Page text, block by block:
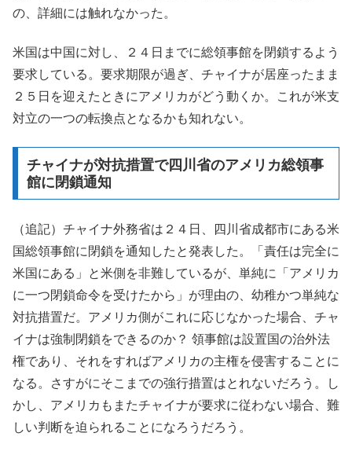
の、詳細には触れなかった。
米国は中国に対し、２４日までに総領事館を閉鎖するよう
要求している。要求期限が過ぎ、チャイナが居座ったまま
２５日を迎えたときにアメリカがどう動くか。これが米支
対立の一つの転換点となるかも知れない。
チャイナが対抗措置で四川省のアメリカ総領事
館に閉鎖通知
（追記）チャイナ外務省は２４日、四川省成都市にある米
国総領事館に閉鎖を通知したと発表した。「責任は完全に
米国にある」と米側を非難しているが、単純に「アメリカ
に一つ閉鎖命令を受けたから」が理由の、幼稚かつ単純な
対抗措置だ。アメリカ側がこれに応じなかった場合、チャ
イナは強制閉鎖をできるのか？ 領事館は設置国の治外法
権であり、それをすればアメリカの主権を侵害することに
なる。さすがにそこまでの強行措置はとれないだろう。し
かし、アメリカもまたチャイナが要求に従わない場合、難
しい判断を迫られることになろうだろう。